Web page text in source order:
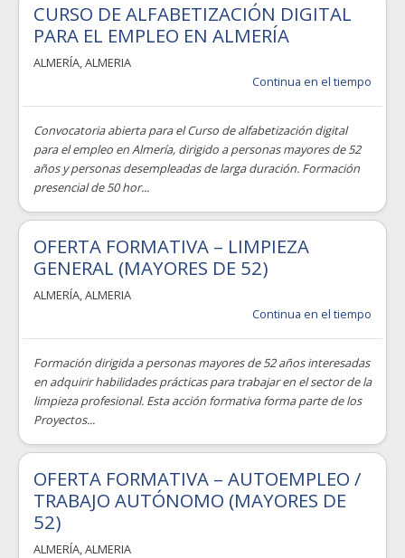
CURSO DE ALFABETIZACIÓN DIGITAL
PARA EL EMPLEO EN ALMERÍA
ALMERÍA,ALMERIA
Continua en el tiempo
Convocatoria abierta para el Curso de alfabetización digital
para el empleo en Almería, dirigido a personas mayores de 52
años y personas desempleadas de larga duración. Formación
presencial de 50 hor...
OFERTA FORMATIVA – LIMPIEZA
GENERAL (MAYORES DE 52)
ALMERÍA,ALMERIA
Continua en el tiempo
Formación dirigida a personas mayores de 52 años interesadas
en adquirir habilidades prácticas para trabajar en el sector de la
limpieza profesional. Esta acción formativa forma parte de los
Proyectos...
OFERTA FORMATIVA – AUTOEMPLEO /
TRABAJO AUTÓNOMO (MAYORES DE
52)
ALMERÍA,ALMERIA